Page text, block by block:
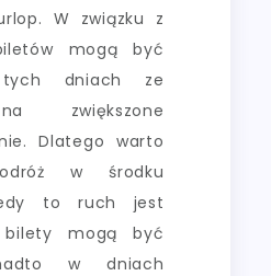
W związku z
mogą być
dniach ze
zwiększone
Dlatego warto
w środku
to ruch jest
mogą być
w dniach